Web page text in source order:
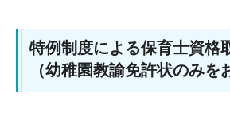
特例制度による保育士資格
（幼稚園教諭免許状のみを